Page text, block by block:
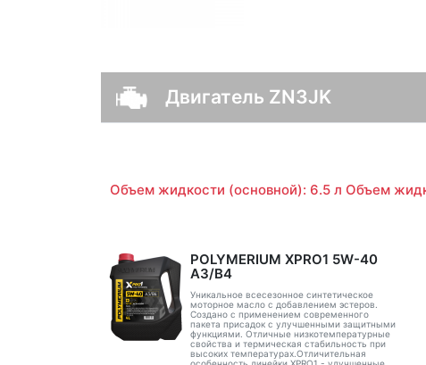
Двигатель ZN3JK
Объем жидкости (основной): 6.5 л Объем
POLYMERIUM XPRO1 5W-40
A3/B4
Уникальное всесезонное синтетическое
моторное масло с добавлением эстеров.
Создано с применением современного
пакета присадок с улучшенными защитными
функциями. Отличные низкотемпературные
свойства и термическая стабильность при
высоких температурах.Отличительная